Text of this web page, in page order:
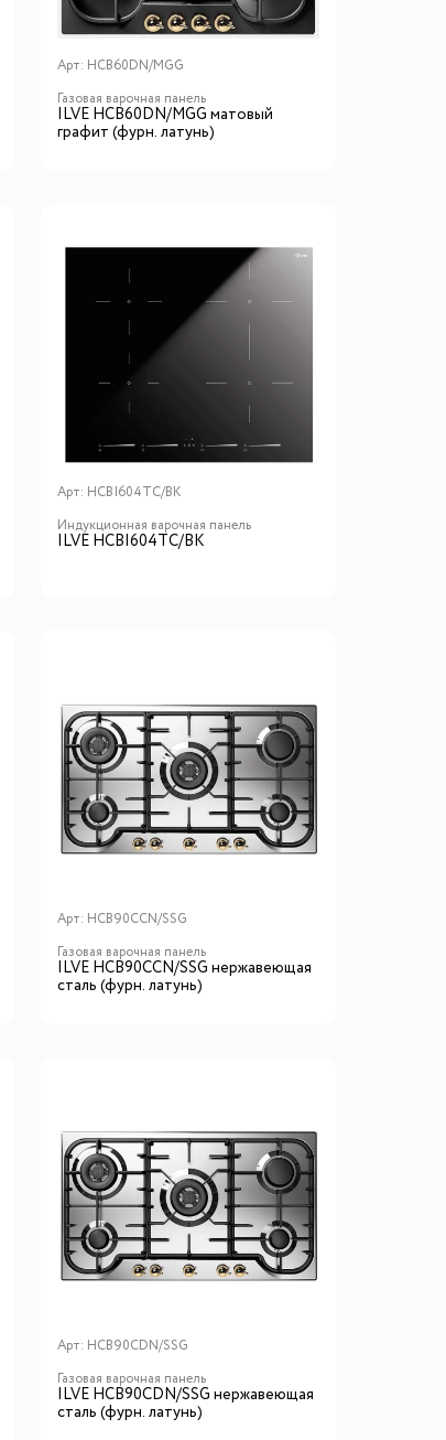
Арт: HCB60DN/MGG
Газовая варочная панель
ILVE HCB60DN/MGG матовый
графит (фурн. латунь)
Арт: HCBI604TC/BK
Индукционная варочная панель
ILVE HCBI604TC/BK
Арт: HCB90CCN/SSG
Газовая варочная панель
ILVE HCB90CCN/SSG нержавеющая
сталь (фурн. латунь)
Арт: HCB90CDN/SSG
Газовая варочная панель
ILVE HCB90CDN/SSG нержавеющая
сталь (фурн. латунь)